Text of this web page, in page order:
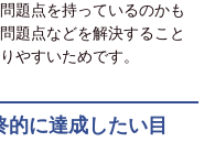
題点を持っているのかも
題点などを解決すること
やすいためです。
に達成したい目